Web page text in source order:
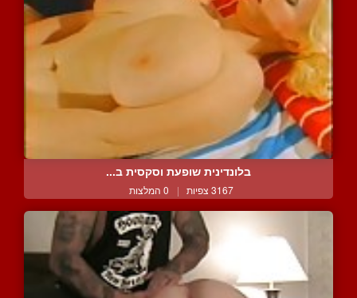
בלונדינית שופעת וסקסית ב...
3167 צפיות | 0 המלצות